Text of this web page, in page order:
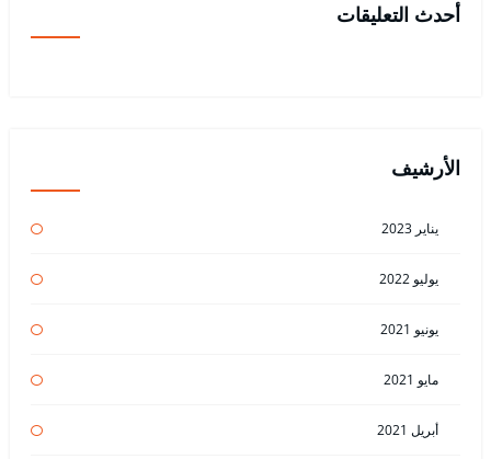
أحدث التعليقات
الأرشيف
يناير 2023
يوليو 2022
يونيو 2021
مايو 2021
أبريل 2021